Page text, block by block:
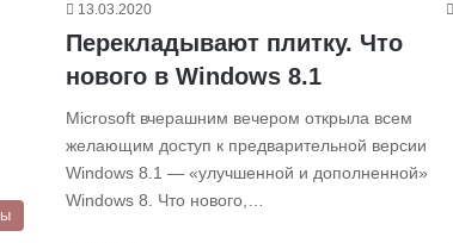
13.03.2020
Перекладывают плитку. Что
нового в Windows 8.1
Microsoft вчерашним вечером открыла всем
желающим доступ к предварительной версии
Windows 8.1 — «улучшенной и дополненной»
Windows 8. Что нового,…